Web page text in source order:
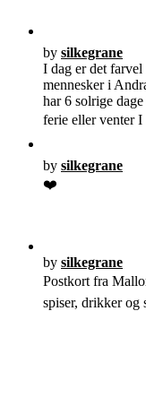
by silkegrane
I dag er det
mennesker i
har 6 solrige
ferie eller venter
by silkegrane
❤️
by silkegrane
Postkort fra
spiser, drikker og